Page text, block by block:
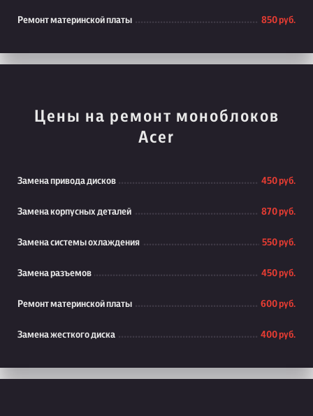
Ремонт материнской платы 850 руб.
Цены на ремонт моноблоков
Acer
Замена привода дисков 450 руб.
Замена корпусных деталей 870 руб.
Замена системы охлаждения 550 руб.
Замена разъемов 450 руб.
Ремонт материнской платы 600 руб.
Замена жесткого диска 400 руб.